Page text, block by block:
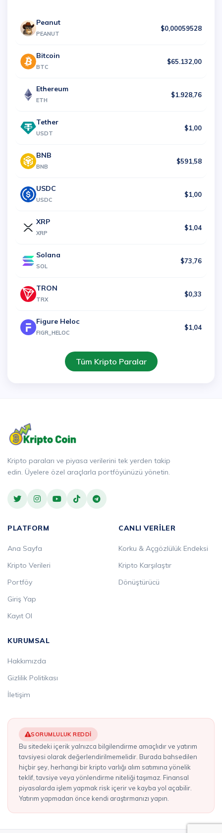
Peanut
PEANUT
$0,00059528
Bitcoin
BTC
$65.132,00
Ethereum
ETH
$1.928,76
Tether
USDT
$1,00
BNB
BNB
$591,58
USDC
USDC
$1,00
XRP
XRP
$1,04
Solana
SOL
$73,76
TRON
TRX
$0,33
Figure Heloc
FIGR_HELOC
$1,04
Tüm Kripto Paralar
Kripto paraları ve piyasa verilerini tek yerden takip
edin. Üyelere özel araçlarla portföyünüzü yönetin.
PLATFORM
Ana Sayfa
Kripto Verileri
Portföy
Giriş Yap
Kayıt Ol
CANLI VERILER
Korku & Açgözlülük Endeksi
Kripto Karşılaştır
Dönüştürücü
KURUMSAL
Hakkımızda
Gizlilik Politikası
İletişim
SORUMLULUK REDDI
Bu sitedeki içerik yalnızca bilgilendirme amaçlıdır ve yatırım
tavsiyesi olarak değerlendirilmemelidir. Burada bahsedilen
hiçbir şey, herhangi bir kripto varlığı alım satımına yönelik
teklif, tavsiye veya yönlendirme niteliği taşımaz. Finansal
piyasalarda işlem yapmak risk içerir ve kayba yol açabilir.
Yatırım yapmadan önce kendi araştırmanızı yapın.